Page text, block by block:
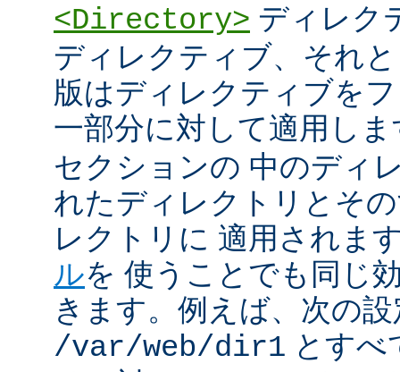
<Directory> ディレク
ディレクティブ、それ
版はディレクティブを
一部分に対して適用し
セクションの 中のディ
れたディレクトリとそ
レクトリに 適用されま
ルを 使うことでも同じ
きます。例えば、次の
/var/web/dir1 とすべ